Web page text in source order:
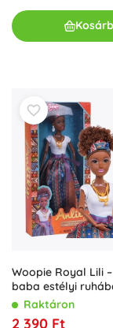
Woopie Royal Lili
baba estélyi
Raktáron
2 390 Ft